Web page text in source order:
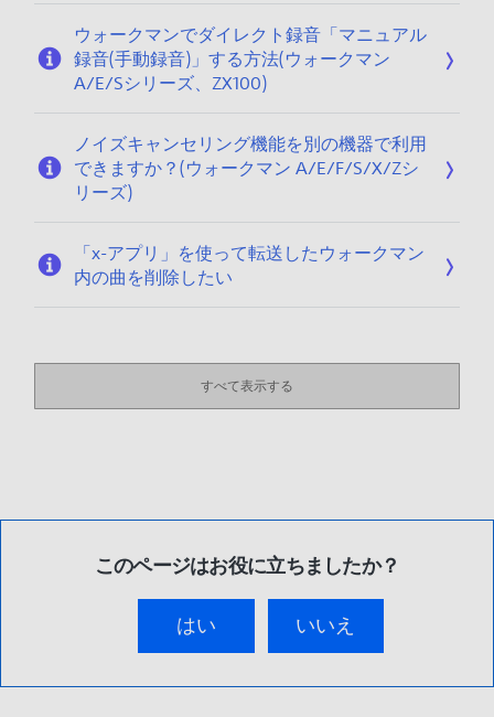
ウォークマンでダイレクト録音「マニュアル
録音(手動録音)」する方法(ウォークマン
A/E/Sシリーズ、ZX100)
ノイズキャンセリング機能を別の機器で利用
できますか？(ウォークマン A/E/F/S/X/Zシ
リーズ)
「x-アプリ」を使って転送したウォークマン
内の曲を削除したい
すべて表示する
このページはお役に立ちましたか？
はい いいえ